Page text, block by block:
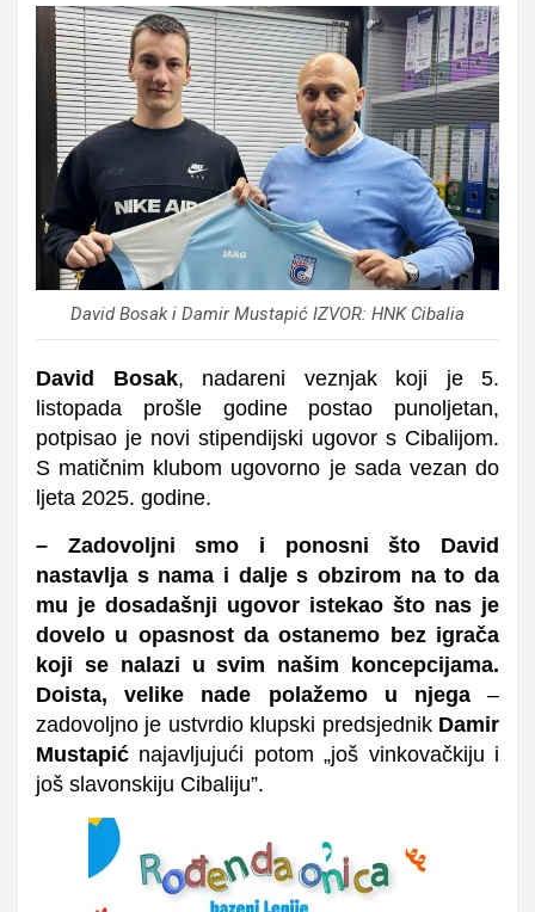
David Bosak i Damir Mustapić IZVOR: HNK Cibalia
David Bosak, nadareni veznjak koji je 5.
listopada prošle godine postao punoljetan,
potpisao je novi stipendijski ugovor s Cibalijom.
S matičnim klubom ugovorno je sada vezan do
ljeta 2025. godine.
– Zadovoljni smo i ponosni što David
nastavlja s nama i dalje s obzirom na to da
mu je dosadašnji ugovor istekao što nas je
dovelo u opasnost da ostanemo bez igrača
koji se nalazi u svim našim koncepcijama.
Doista, velike nade polažemo u njega–
zadovoljno je ustvrdio klupski predsjednik Damir
Mustapić najavljujući potom „još vinkovačkiju i
još slavonskiju Cibaliju”.